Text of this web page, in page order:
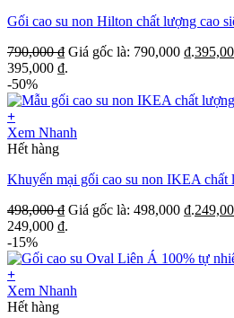
Gối cao su non Hilton chất lượng cao
790,000₫ Giá gốc là: 790,000 ₫.
395,000 ₫.
-50%
+
Xem Nhanh
Hết hàng
Khuyến mại gối cao su non IKEA chất
498,000₫ Giá gốc là: 498,000 ₫.
249,000 ₫.
-15%
+
Xem Nhanh
Hết hàng